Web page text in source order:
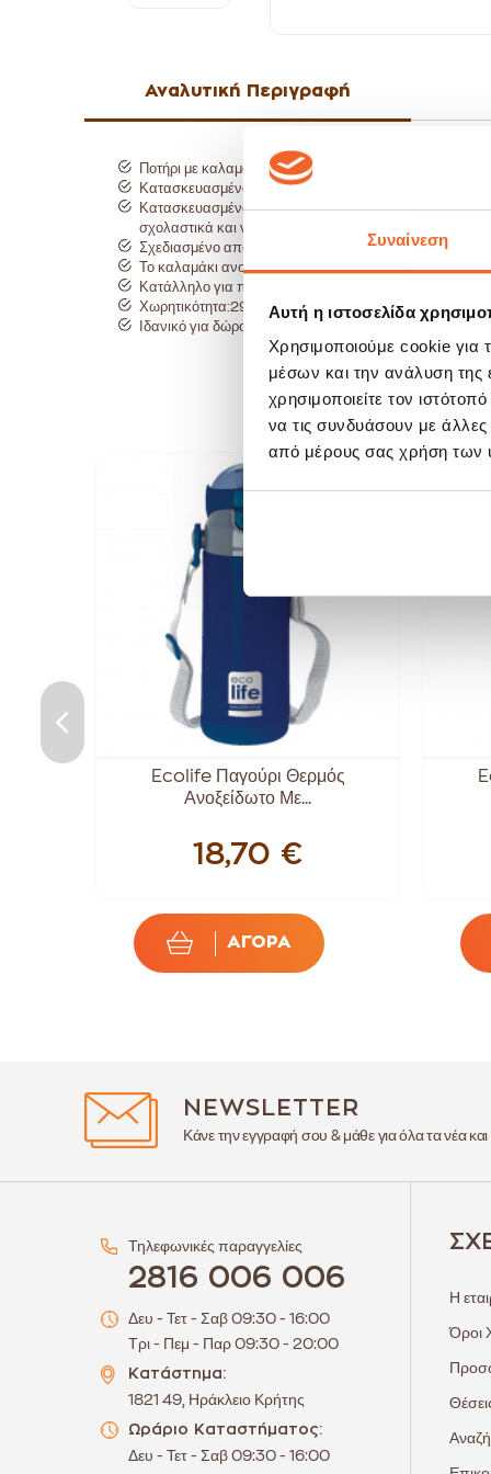
Συναίνεση
Αυτή η ιστοσελίδα
Χρησιμοποιούμε cookie για
μέσων και την ανάλυση της
χρησιμοποιείτε τον
να τις συνδυάσουν με
από μέρους σας χρήση των
Αναλυτική Περιγραφή
Ποτήρι με καλαμάκι ιδανικό για τον περίπατο και το
Κατασκευασμένο από πλαστικό υψηλής ποιότητας
Κατασκευασμένο με μονόδρομη βαλβίδα που αποτρέπει
σχολαστικά και να κουμπώνει εύκολα.
Σχεδιασμένο από 3 μέρη για εύκολο και γρήγορο
Το καλαμάκι ανοίγει για εύκολο καθαρισμό.
Κατάλληλο για πλύσιμο στο πλυντήριο πιάτων.
Χωρητικότητα:296ml.
Ιδανικό για δώρο.
Ecolife Παγούρι Θερμός
Ανοξείδωτο Με...
18,70 €
ΑΓΟΡΑ
NEWSLETTER
Κάνε την εγγραφή σου & μάθε για όλα τα νέα
Τηλεφωνικές παραγγελίες
2816 006 006
Δευ - Τετ - Σαβ 09:30 - 16:00
Τρι - Πεμ - Παρ 09:30 - 20:00
Κατάστημα:
1821 49, Ηράκλειο Κρήτης
Ωράριο Καταστήματος:
Δευ - Τετ - Σαβ 09:30 - 16:00
Η
Όροι